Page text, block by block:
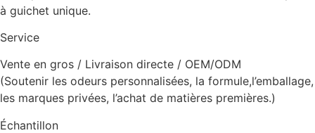
à guichet unique.
Service
Vente en gros / Livraison directe / OEM/ODM
(Soutenir les odeurs personnalisées, la formule,l’emballage,
les marques privées, l’achat de matières premières.)
Échantillon